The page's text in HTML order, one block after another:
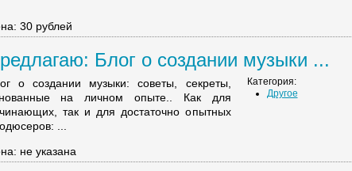
30 рублей
Блог о создании музыки ...
о создании музыки: советы, секреты,
на личном опыте.. Как для
так и для достаточно опытных
...
Категория:
Другое
не указана